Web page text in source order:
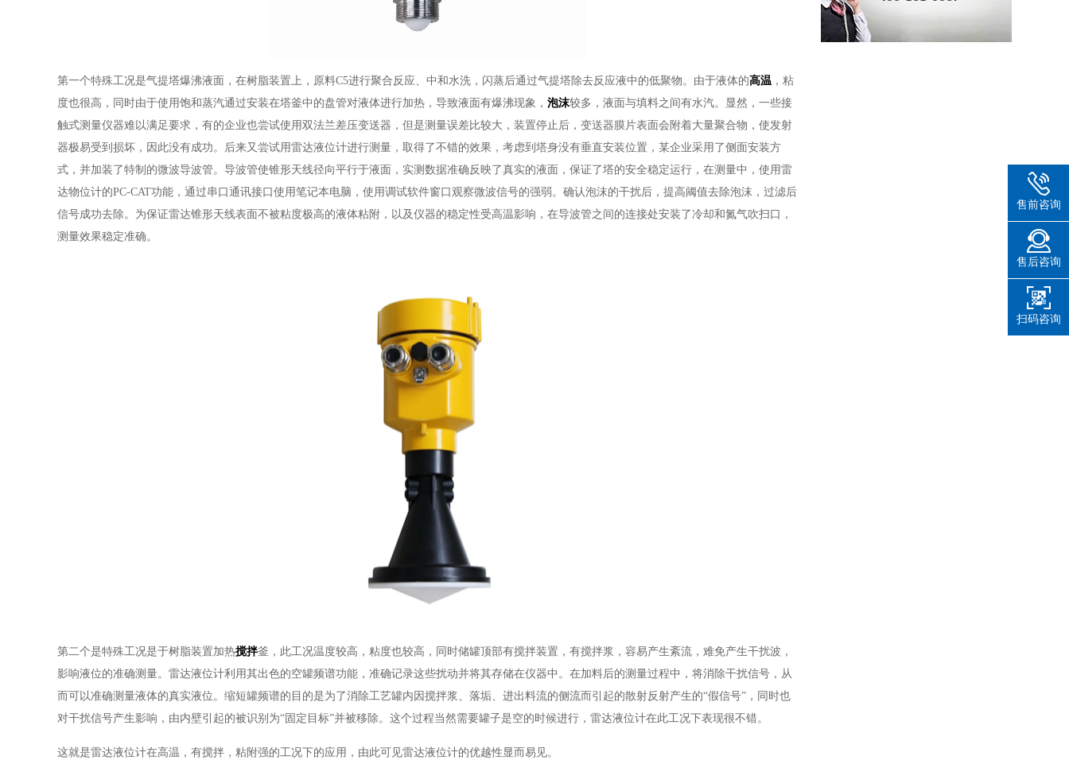
第一个特殊工况是气提塔爆沸液面，在树脂装置上，原料C5进行聚合反应、中和水洗，闪蒸后通过气提塔除去反应液中的低聚物。由于液体的高温 ，粘
度也很高，同时由于使用饱和蒸汽通过安装在塔釜中的盘管对液体进行加热，导致液面有爆沸现象， 泡沫较多，液面与填料之间有水汽。显然，一些接
触式测量仪器难以满足要求，有的企业也尝试使用双法兰差压变送器，但是测量误差比较大，装置停止后，变送器膜片表面会附着大量聚合物，使发射
器极易受到损坏，因此没有成功。后来又尝试用雷达液位计进行测量，取得了不错的效果，考虑到塔身没有垂直安装位置，某企业采用了侧面安装方
式，并加装了特制的微波导波管。导波管使锥形天线径向平行于液面，实测数据准确反映了真实的液面，保证了塔的安全稳定运行，在测量中，使用雷
达物位计的PC-CAT功能，通过串口通讯接口使用笔记本电脑，使用调试软件窗口观察微波信号的强弱。确认泡沫的干扰后，提高阈值去除泡沫，过滤后
信号成功去除。为保证雷达锥形天线表面不被粘度极高的液体粘附，以及仪器的稳定性受高温影响，在导波管之间的连接处安装了冷却和氮气吹扫口，
测量效果稳定准确。
第二个是特殊工况是于树脂装置加热搅拌釜，此工况温度较高，粘度也较高，同时储罐顶部有搅拌装置，有搅拌浆，容易产生紊流，难免产生干扰波，
影响液位的准确测量。雷达液位计利用其出色的空罐频谱功能，准确记录这些扰动并将其存储在仪器中。在加料后的测量过程中，将消除干扰信号，从
而可以准确测量液体的真实液位。缩短罐频谱的目的是为了消除工艺罐内因搅拌浆、落垢、进出料流的侧流而引起的散射反射产生的“假信号”，同时也
对干扰信号产生影响，由内壁引起的被识别为“固定目标”并被移除。这个过程当然需要罐子是空的时候进行，雷达液位计在此工况下表现很不错。
这就是雷达液位计在高温，有搅拌，粘附强的工况下的应用，由此可见雷达液位计的优越性显而易见。
售前咨询
售后咨询
扫码咨询